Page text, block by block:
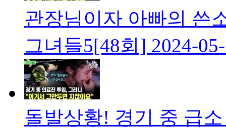
관장님이자 아빠의 쓴
그녀들5[48회] 2024-
돌발상황! 경기 중 급